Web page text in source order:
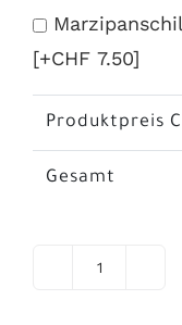
[+CHF 7.50]
Produktpreis
Gesamt